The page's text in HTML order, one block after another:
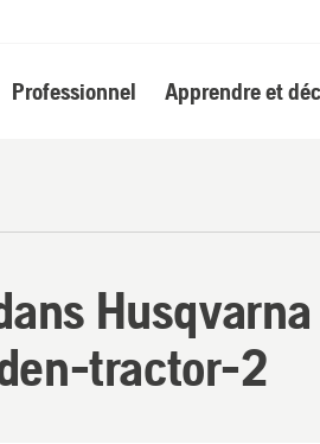
Professionnel Apprendre et
tractor-2